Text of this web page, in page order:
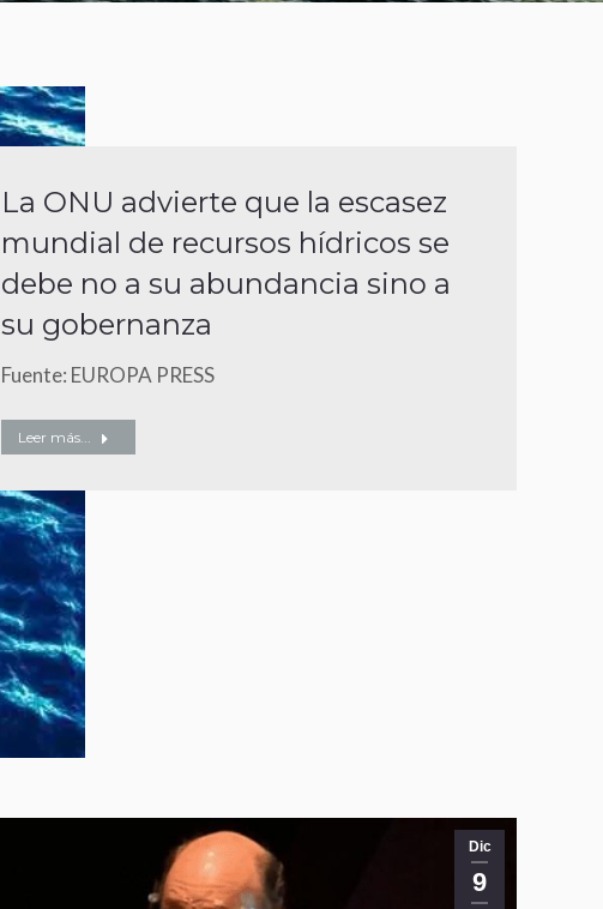
La ONU advierte que la escasez
mundial de recursos hídricos se
debe no a su abundancia sino a
su gobernanza
Fuente: EUROPA PRESS
Leer más...
Dic
9